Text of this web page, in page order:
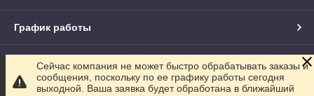
График работы
Полная версия сайта
Сейчас компания не может быстро обрабатывать заказы и
сообщения, поскольку по ее графику работы сегодня
выходной. Ваша заявка будет обработана в ближайший